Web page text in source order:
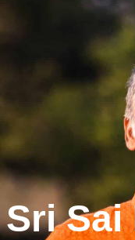
Sri Sai